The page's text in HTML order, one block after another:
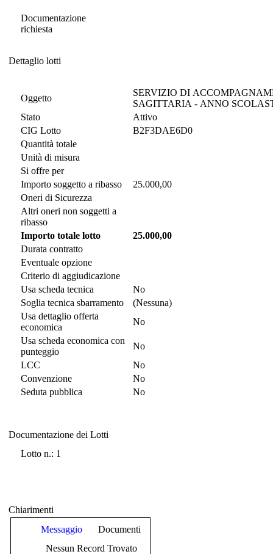
Documentazione
richiesta
Dettaglio lotti
Oggetto
SERVIZIO DI
SAGITTARIA - ANNO
Stato
Attivo
CIG Lotto
B2F3DAE6D0
Quantità totale
Unità di misura
Si offre per
Importo soggetto a ribasso
25.000,00
Oneri di Sicurezza
Altri oneri non soggetti a
ribasso
Importo totale lotto
25.000,00
Durata contratto
Eventuale opzione
Criterio di aggiudicazione
Usa scheda tecnica
No
Soglia tecnica sbarramento
(Nessuna)
Usa dettaglio offerta
economica
No
Usa scheda economica con
punteggio
No
LCC
No
Convenzione
No
Seduta pubblica
No
Documentazione dei Lotti
Lotto n.: 1
Chiarimenti
Messaggio
Documenti
Nessun Record Trovato